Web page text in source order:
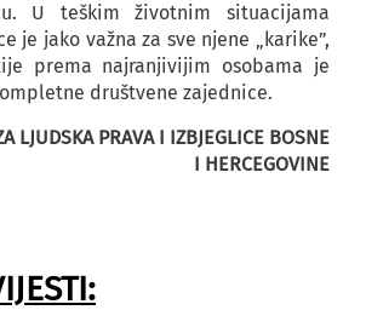
U teškim životnim situacijama
je jako važna za sve njene „karike”,
prema najranjivijim osobama je
društvene zajednice.
LJUDSKA PRAVA I IZBJEGLICE BOSNE
I HERCEGOVINE